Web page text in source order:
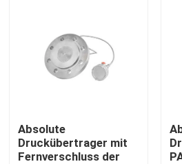
Referenzen
Psa-Sauerstoff-Generator
Absolute
Druckübertrager mit
Fernverschluss der